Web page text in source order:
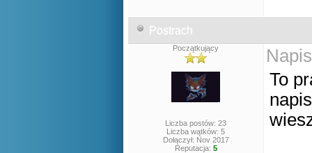
Postrach
Początkujący
Liczba postów: 23
Liczba wątków: 5
Dołączył: Nov 2017
Reputacja: 5
To